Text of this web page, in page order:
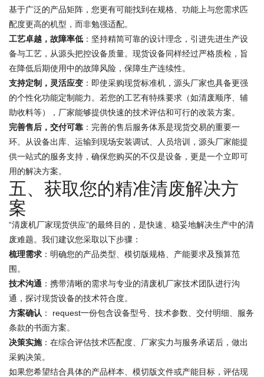
基于广泛的产品矩阵，您更有可能找到在规格、功能上与您需求匹
配度更高的机型，而非勉强适配。
工艺卓越，故障率低 ：坚持精简可靠的设计理念，引进先进生产设
备与工艺，从源头把控设备质量。现货设备同样经过严格质检，旨
在降低后期使用中的故障风险，保障生产连续性。
支持定制，灵活应变 ：即使采购现货标准机，源头厂家也具备更强
的个性化功能定制能力。若您的工艺有特殊要求（如清废顺序、辅
助收料等），厂家能够提供快速的技术评估和可行的改装方案。
完善售后，交付可靠 ：完善的售后服务体系是现货交易的重要一
环。从设备出库、运输到现场安装调试、人员培训，源头厂家能提
供一站式的服务支持，确保您购买的不仅是设备，更是一个立即可
用的解决方案。
五、获取您的精准清废解决方
案
“清废机厂家现货供应”的最终目的，是快速、稳妥地解决生产中的清
废难题。我们建议您采取以下步骤：
梳理需求 ：明确您的产品类型、模切版规格、产能要求及预算范
围。
技术沟通 ：携带清晰的需求与专业的清废机厂家技术团队进行沟
通，探讨现货设备的技术符合度。
方案确认 ： request一份包含设备型号、技术参数、交付明细、服务
条款的书面方案。
决策实施：在综合评估技术匹配度、厂家实力与服务承诺后，做出
采购决策。
如果您希望结合具体的产品样本、模切版文件或产能目标，评估现